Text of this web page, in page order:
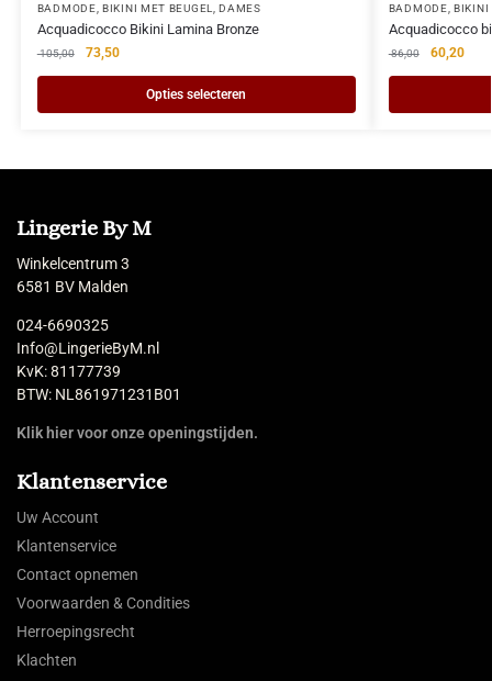
BADMODE ,BIKINI MET BEUGEL ,DAMES
Acquadicocco Bikini Lamina Bronze
105,00 73,50
Opties selecteren
BADMODE ,BIKINI
Acquadicocco
86,00 60,20
Lingerie By M
Winkelcentrum 3
6581 BV Malden
024-6690325
Info@LingerieByM.nl
KvK: 81177739
BTW: NL861971231B01
Klik hier voor onze openingstijden.
Klantenservice
Uw Account
Klantenservice
Contact opnemen
Voorwaarden & Condities
Herroepingsrecht
Klachten